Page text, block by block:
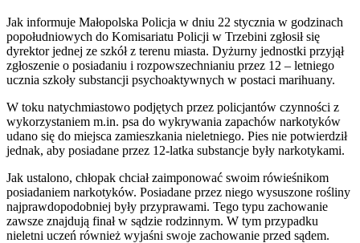
Jak informuje Małopolska Policja w dniu 22 stycznia w godzinach
popołudniowych do Komisariatu Policji w Trzebini zgłosił się
dyrektor jednej ze szkół z terenu miasta. Dyżurny jednostki przyjął
zgłoszenie o posiadaniu i rozpowszechnianiu przez 12 – letniego
ucznia szkoły substancji psychoaktywnych w postaci marihuany.
W toku natychmiastowo podjętych przez policjantów czynności z
wykorzystaniem m.in. psa do wykrywania zapachów narkotyków
udano się do miejsca zamieszkania nieletniego. Pies nie potwierdził
jednak, aby posiadane przez 12-latka substancje były narkotykami.
Jak ustalono, chłopak chciał zaimponować swoim rówieśnikom
posiadaniem narkotyków. Posiadane przez niego wysuszone rośliny
najprawdopodobniej były przyprawami. Tego typu zachowanie
zawsze znajdują finał w sądzie rodzinnym. W tym przypadku
nieletni uczeń również wyjaśni swoje zachowanie przed sądem.